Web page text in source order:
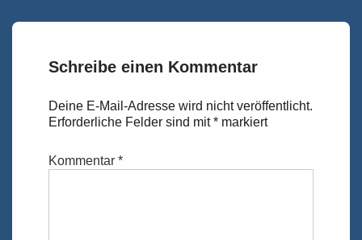
Schreibe einen Kommentar
Deine E-Mail-Adresse wird nicht veröffentlicht.
Erforderliche Felder sind mit* markiert
Kommentar *